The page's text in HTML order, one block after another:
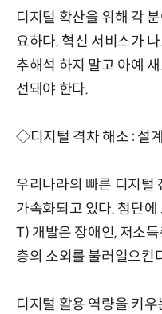
디지털 확산을 위해 각
요하다. 혁신 서비스가
추해석 하지 말고 아예
선돼야 한다.
◇디지털 격차 해소 : 설
우리나라의 빠른 디지털
가속화되고 있다. 첨단
T) 개발은 장애인, 저소득
층의 소외를 불러일으킨
디지털 활용 역량을 키